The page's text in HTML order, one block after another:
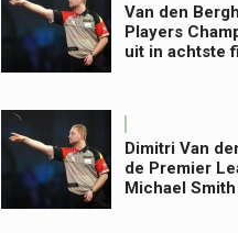
Van den
Players
uit in achtste
Dimitri Van
de Premier
Michael Smith